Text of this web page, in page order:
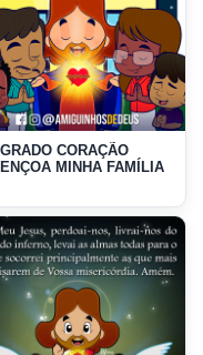
CORAÇÃO
MINHA FAMÍLIA